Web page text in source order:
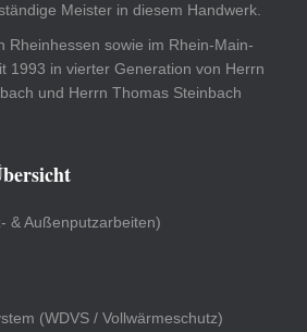
Meister in diesem Handwerk.
Rheinhessen sowie im Rhein-Main-
1993 in vierter Generation von Herrn
und Herrn Thomas Steinbach
& Außenputzarbeiten)
(WDVS / Vollwärmeschutz)